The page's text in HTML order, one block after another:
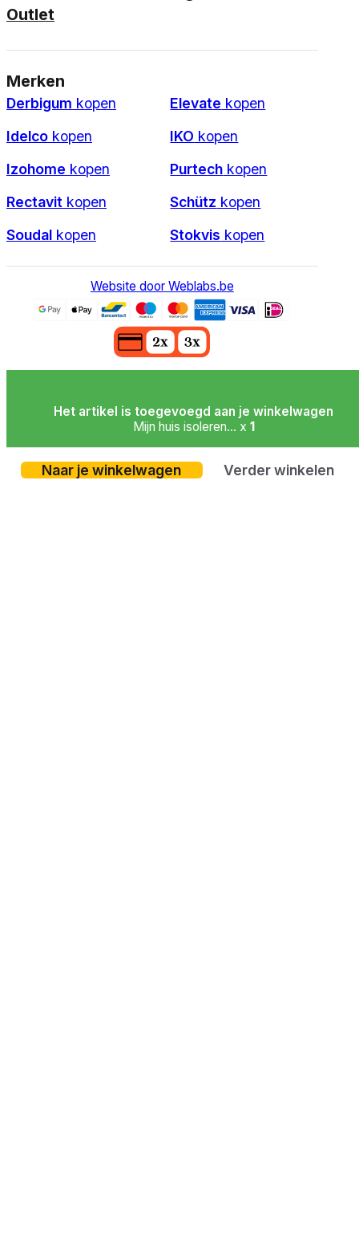
Outlet
Merken
Derbigum kopen Elevate kopen
Idelco kopen IKO kopen
Izohome kopen Purtech kopen
Rectavit kopen Schütz kopen
Soudal kopen Stokvis kopen
Website door Weblabs.be
Het artikel is toegevoegd aan je winkelwagen
Mijn huis isoleren... x 1
Naar je winkelwagen Verder winkelen